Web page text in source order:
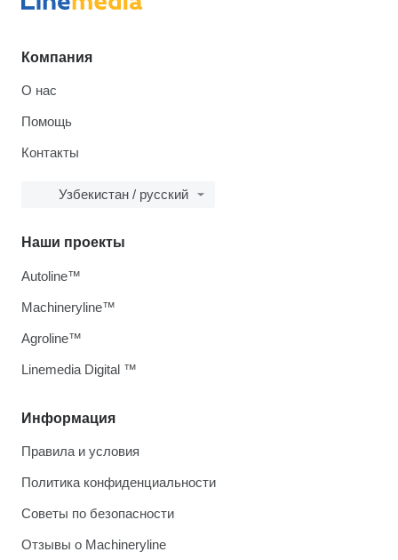
Компания
О нас
Помощь
Контакты
Узбекистан / русский
Информация
Правила и условия
Политика конфиденциальности
Советы по безопасности
Отзывы о Machineryline
Наши проекты
Autoline™
Machineryline™
Agroline™
Linemedia Digital ™